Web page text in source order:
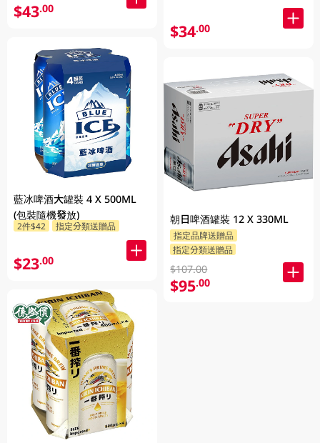
$43.00
藍冰啤酒大罐裝 4 X 500ML
(包裝隨機發放)
2件$42 指定分類送贈品
$23.00
$34.00
朝日啤酒罐裝 12 X 330ML
指定品牌送贈品
指定分類送贈品
$107.00
$95.00